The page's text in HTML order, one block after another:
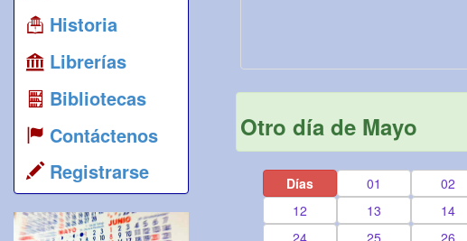
Historia
Librerías
Bibliotecas
Contáctenos
Registrarse
Otro día de Mayo
Días 01 02
12
13 14
24
25 26